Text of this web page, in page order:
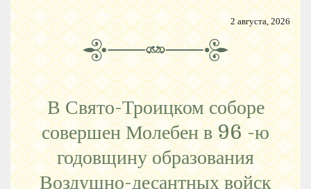
2 августа, 2026
В Свято-Троицком соборе
совершен Молебен в 96 -ю
годовщину образования
Воздушно-десантных войск